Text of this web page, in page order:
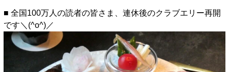
■ 全国100万人の読者の皆さま、連休後のクラブエリー再開
です＼(^o^)／